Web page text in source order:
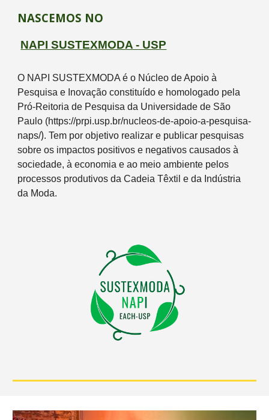
NASCEMOS NO
NAPI SUSTEXMODA - USP
O NAPI SUSTEXMODA éo Núcleo de Apoio à
Pesquisa e Inovação constituído e homologado pela
Pró-Reitoria de Pesquisa da Universidade de São
Paulo (https://prpi.usp.br/nucleos-de-apoio-a-pesquisa-
naps/).Tem por objetivo realizar e publicar pesquisas
sobre os impactos positivose negativos causados à
sociedade, à economia e ao meio ambiente pelos
processos produtivos da Cadeia Têxtil e da Indústria
da Moda.